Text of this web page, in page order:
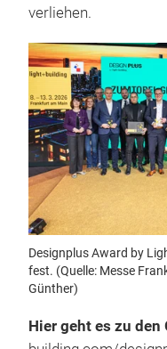
verliehen.
Designplus Award by
fest. (Quelle: Messe
Günther)
Hier geht es zu den